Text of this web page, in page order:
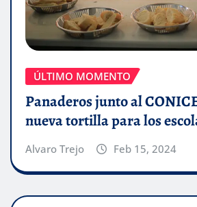
ÚLTIMO MOMENTO
Panaderos junto al
nueva tortilla para los
Alvaro Trejo Feb 15, 2024